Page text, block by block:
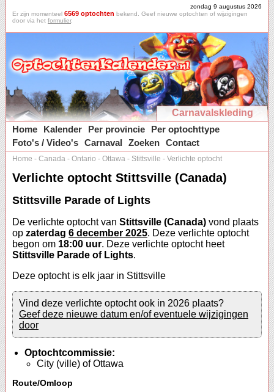
zondag 9 augustus 2026
Er zijn momenteel 6569 optochten bekend. Geef nieuwe optochten of wijzigingen
door via het formulier.
Carnavalskleding
Home
Kalender Per provincie
Per optochttype
Foto's / Video's Carnaval Zoeken Contact
Home - Canada - Ontario - Ottawa - Stittsville - Verlichte optocht
Verlichte optocht Stittsville (Canada)
Stittsville Parade of Lights
De verlichte optocht van Stittsville (Canada) vond plaats
op zaterdag 6 december 2025. Deze verlichte optocht
begon om 18:00 uur. Deze verlichte optocht heet
Stittsville Parade of Lights.
Deze optocht is elk jaar in Stittsville
Vind deze verlichte optocht ook in 2026 plaats?
Geef deze nieuwe datum en/of eventuele wijzigingen
door
Optochtcommissie:
City (ville) of Ottawa
Route/Omloop